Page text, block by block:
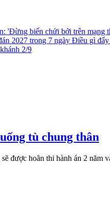
'Đừng biến chửi bới trên mạng
2027 trong 7 ngày Điều gì đẩy
2/9
tù chung thân
hoãn thi hành án 2 năm